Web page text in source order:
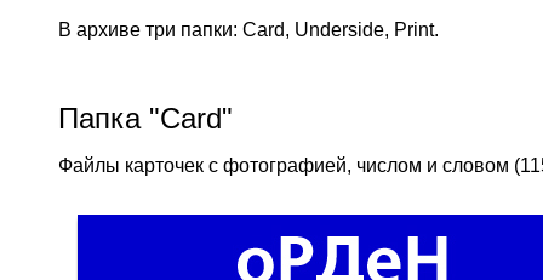
В архиве три папки: Card, Underside, Print.
Папка "Card"
Файлы карточек с фотографией, числом и словом